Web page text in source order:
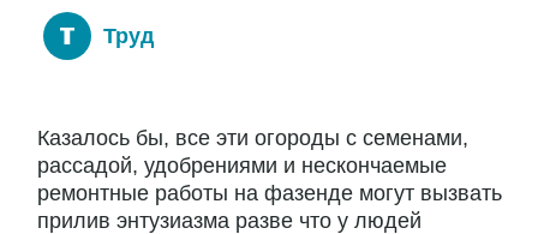
Труд
Казалось бы, все эти огороды с семенами,
рассадой, удобрениями и нескончаемые
ремонтные работы на фазенде могут вызвать
прилив энтузиазма разве что у людей